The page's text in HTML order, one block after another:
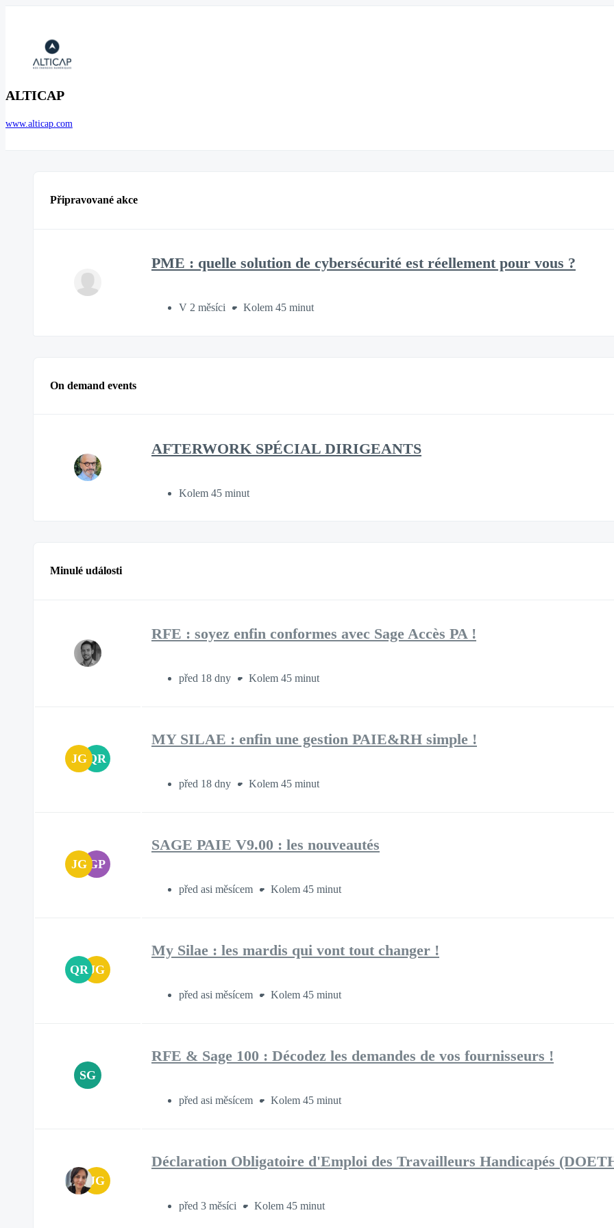
ALTICAP
www.alticap.com
Připravované akce
PME : quelle solution de cybersécurité est réellement pour vous ?
V 2 měsíci Kolem 45 minut
On demand events
AFTERWORK SPÉCIAL DIRIGEANTS
Kolem 45 minut
Minulé události
RFE : soyez enfin conformes avec Sage Accès PA !
před 18 dny Kolem 45 minut
JG QR
MY SILAE : enfin une gestion PAIE&RH simple !
před 18 dny Kolem 45 minut
JG GP
SAGE PAIE V9.00 : les nouveautés
před asi měsícem Kolem 45 minut
QR JG
My Silae : les mardis qui vont tout changer !
před asi měsícem Kolem 45 minut
SG
RFE & Sage 100 : Décodez les demandes de vos fournisseurs !
před asi měsícem Kolem 45 minut
JG
Déclaration Obligatoire d'Emploi des Travailleurs Handicapés
před 3 měsíci Kolem 45 minut